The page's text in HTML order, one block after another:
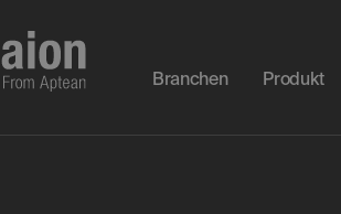
Branchen Produkt